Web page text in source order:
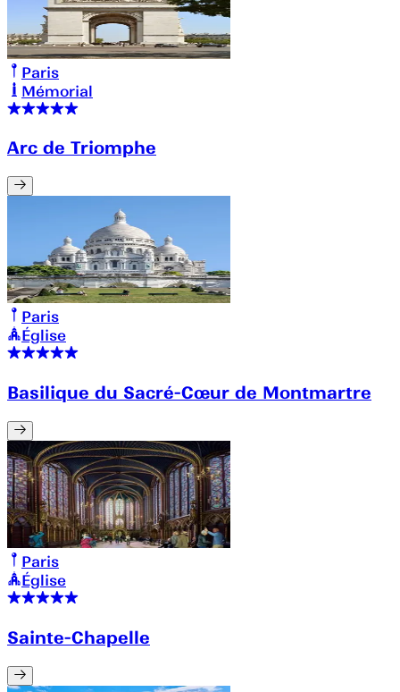
Paris
Mémorial
Arc de Triomphe
Paris
Église
Basilique du Sacré-Cœur de Montmartre
Paris
Église
Sainte-Chapelle